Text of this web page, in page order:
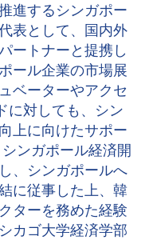
進するシンガポー
表として、国内外
ートナーと提携し
ール企業の市場展
ベーターやアクセ
に対しても、シン
上に向けたサポー
ンガポール経済開
、シンガポールへ
に従事した上、韓
ターを務めた経験
カゴ大学経済学部